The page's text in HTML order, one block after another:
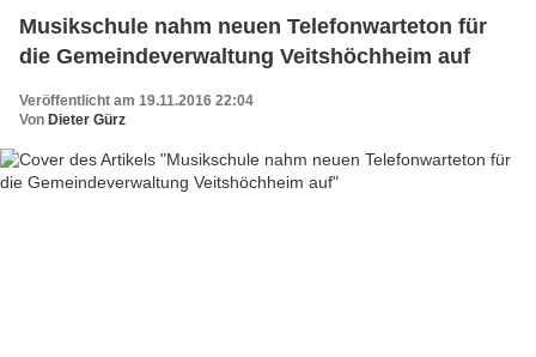
Musikschule nahm neuen Telefonwarteton für
die Gemeindeverwaltung Veitshöchheim auf
Veröffentlicht am 19.11.2016 22:04
Von Dieter Gürz